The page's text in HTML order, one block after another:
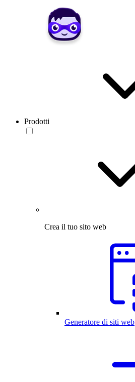
Prodotti
Crea il tuo sito web
Generatore di siti web